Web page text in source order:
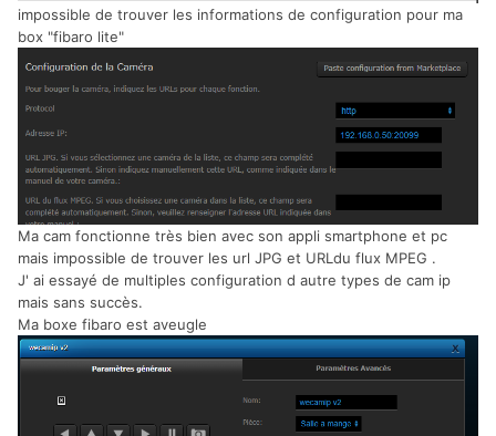
impossible de trouver les informations de configuration pour ma
box "fibaro lite"
Ma cam fonctionne très bien avec son appli smartphone et pc
mais impossible de trouver les url JPG et URLdu flux MPEG .
J' ai essayé de multiples configuration d autre types de cam ip
mais sans succès.
Ma boxe fibaro est aveugle